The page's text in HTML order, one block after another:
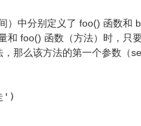
）中分别定义了 foo() 函数
和 foo() 函数（方法）时，
那么该方法的第一个参数（
')